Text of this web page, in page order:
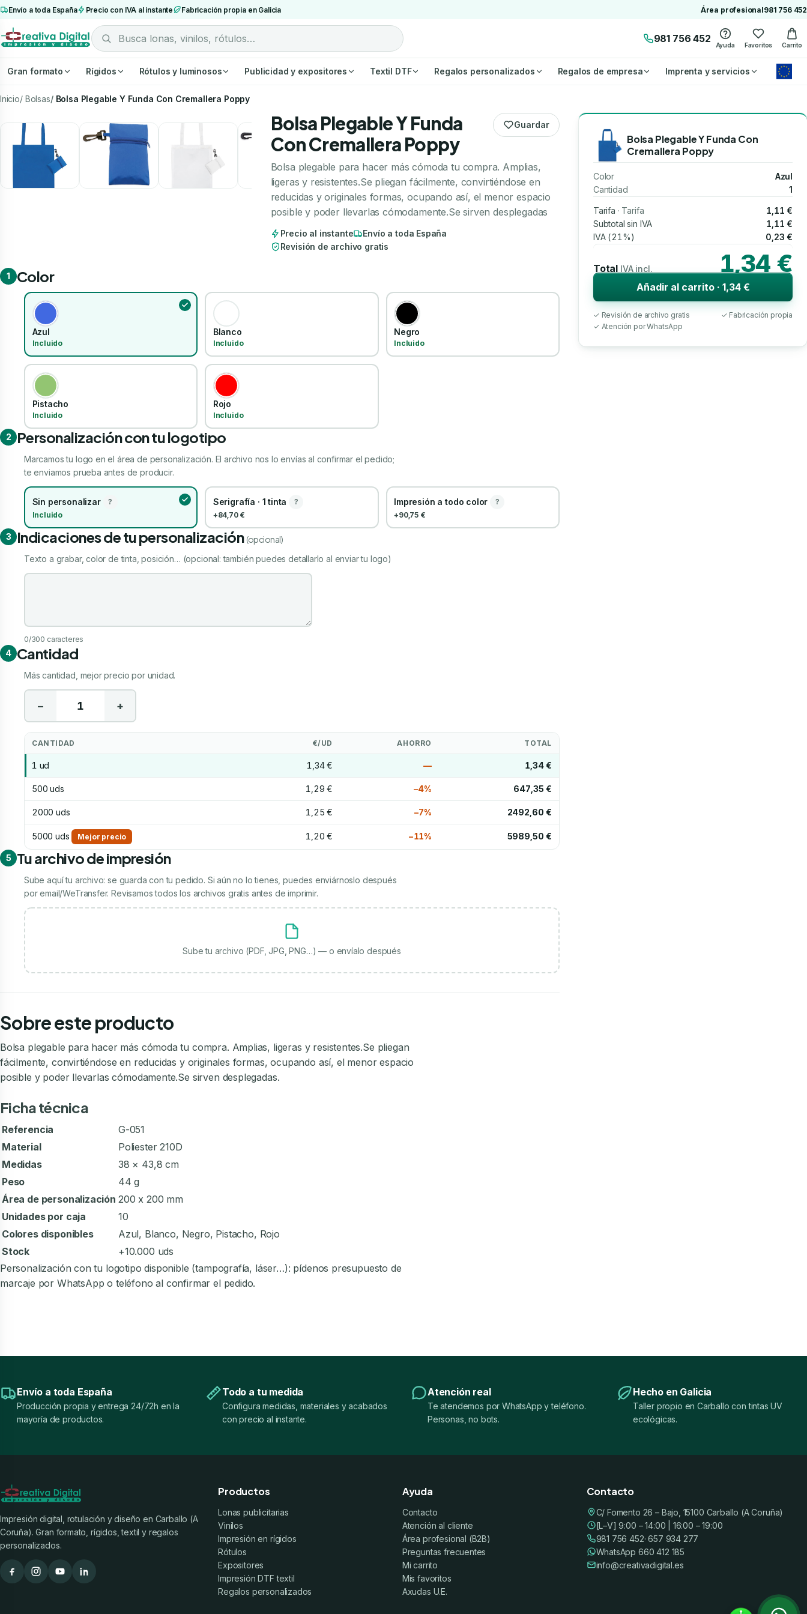
Envío a toda España Precio con IVA al instante Fabricación propia en Galicia Área profesional981 756 452
981 756 452
Ayuda Favoritos Carrito
Gran formato Rígidos Rótulos y luminosos Publicidad y expositores Textil DTF Regalos personalizados Regalos de empresa Imprenta y servicios
Inicio Bolsas Bolsa Plegable Y Funda Con Cremallera Poppy
Bolsa Plegable Y Funda
Con Cremallera Poppy
Guardar
Bolsa plegable para hacer más cómoda tu compra. Amplias,
ligeras y resistentes.Se pliegan fácilmente, convirtiéndose en
reducidas y originales formas, ocupando así, el menor espacio
posible y poder llevarlas cómodamente.Se sirven desplegadas
Precio al instante
Envío a toda España
Revisión de archivo gratis
1 Color
Azul
Incluido
Blanco
Incluido
Negro
Incluido
Pistacho
Incluido
Rojo
Incluido
2 Personalización con tu logotipo
Marcamos tu logo en el área de personalización. El archivo nos lo envías al confirmar el pedido;
te enviamos prueba antes de producir.
Sin personalizar
?
Incluido
Serigrafía · 1 tinta
?
+84,70 €
Impresión a todo color
?
+90,75 €
3 Indicaciones de tu personalización (opcional)
Texto a grabar, color de tinta, posición… (opcional: también puedes detallarlo al enviar tu logo)
Indicaciones de tu personalización
0/300 caracteres
4 Cantidad
Más cantidad, mejor precio por unidad.
− +
CANTIDAD €/UD AHORRO TOTAL
1 ud 1,34 € — 1,34 €
500 uds 1,29 € −4% 647,35 €
2000 uds 1,25 € −7% 2492,60 €
5000 uds Mejor precio 1,20 € −11% 5989,50 €
5 Tu archivo de impresión
Sube aquí tu archivo: se guarda con tu pedido. Si aún no lo tienes, puedes enviárnoslo después
por email/WeTransfer. Revisamos todos los archivos gratis antes de imprimir.
Sube tu archivo (PDF, JPG, PNG…) — o envíalo después
Sobre este producto
Bolsa plegable para hacer más cómoda tu compra. Amplias, ligeras y resistentes.Se pliegan
fácilmente, convirtiéndose en reducidas y originales formas, ocupando así, el menor espacio
posible y poder llevarlas cómodamente.Se sirven desplegadas.
Ficha técnica
Referencia
G-051
Material
Poliester 210D
Medidas
38 × 43,8 cm
Peso
44 g
Área de personalización 200 x 200 mm
Unidades por caja
10
Colores disponibles
Azul, Blanco, Negro, Pistacho, Rojo
Stock
+10.000 uds
Personalización con tu logotipo disponible (tampografía, láser…): pídenos presupuesto de
marcaje por WhatsApp o teléfono al confirmar el pedido.
Bolsa Plegable Y Funda Con
Cremallera Poppy
Color
Azul
Cantidad
1
Tarifa · Tarifa
1,11 €
Subtotal sin IVA
1,11 €
IVA (21%)
0,23 €
Total IVA incl. 1,34 €
Añadir al carrito · 1,34 €
✓ Revisión de archivo gratis
✓ Fabricación propia
✓ Atención por WhatsApp
Envío a toda España
Producción propia y entrega 24/72h en la
mayoría de productos.
Todo a tu medida
Configura medidas, materiales y acabados
con precio al instante.
Atención real
Te atendemos por WhatsApp y teléfono.
Personas, no bots.
Hecho en Galicia
Taller propio en Carballo con tintas UV
ecológicas.
Impresión digital, rotulación y diseño en Carballo (A
Coruña). Gran formato, rígidos, textil y regalos
personalizados.
Productos
Lonas publicitarias
Vinilos
Impresión en rígidos
Rótulos
Expositores
Impresión DTF textil
Regalos personalizados
Ayuda
Contacto
Atención al cliente
Área profesional (B2B)
Preguntas frecuentes
Mi carrito
Mis favoritos
Axudas U.E.
Contacto
C/ Fomento 26 – Bajo, 15100 Carballo (A Coruña)
[L–V] 9:00 – 14:00 | 16:00 – 19:00
981 756 452· 657 934 277
WhatsApp 660 412 185
info@creativadigital.es